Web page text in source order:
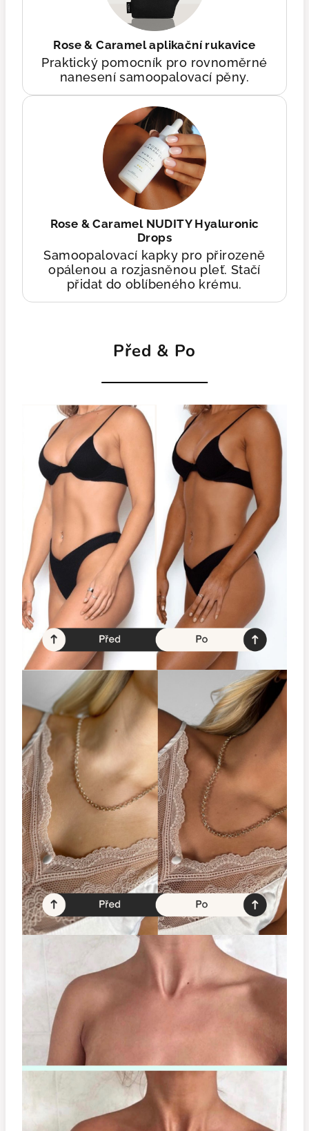
Rose & Caramel aplikační rukavice
Praktický pomocník pro rovnoměrné
nanesení samoopalovací pěny.
Rose & Caramel NUDITY Hyaluronic
Drops
Samoopalovací kapky pro přirozeně
opálenou a rozjasněnou pleť. Stačí
přidat do oblíbeného krému.
Před & Po